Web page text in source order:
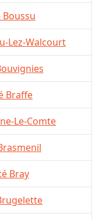
Lez-Walcourt
Braffe
Le-Comte
Bray